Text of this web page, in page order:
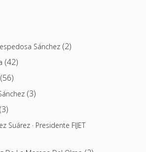
Sánchez(2)
(42)
(56)
(3)
(3)
Suárez · Presidente FIJET